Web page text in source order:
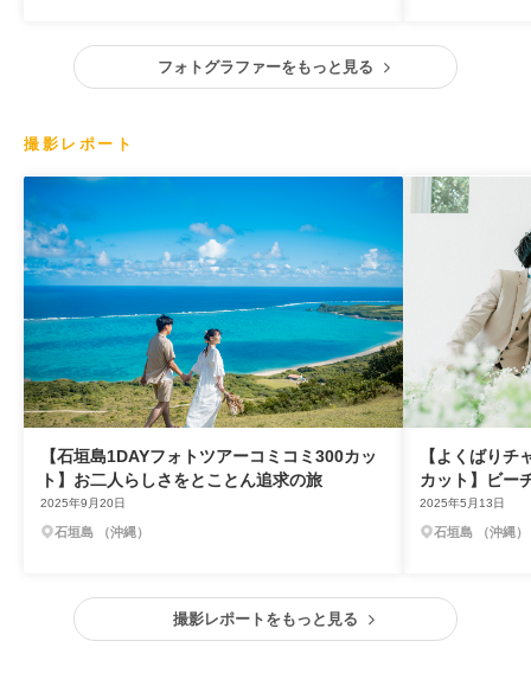
フォトグラファーをもっと見る
撮影レポート
【石垣島1DAYフォトツアーコミコミ300カッ
ト】お二人らしさをとことん追求の旅
2025年9月20日
石垣島 （沖縄）
【よくばり
カット】ビー
2025年5月13日
石垣島 （沖縄）
撮影レポートをもっと見る